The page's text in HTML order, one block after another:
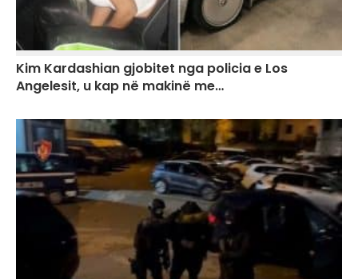
Kim Kardashian gjobitet nga policia e Los
Angelesit, u kap në makinë me…